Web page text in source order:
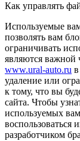
Как управлять
Используемые
позволять вам
ограничивать
являются
www.ural-auto.ru
удаление или
к тому, что вы
сайта. Чтобы
используемых
воспользоваться
разработчиком